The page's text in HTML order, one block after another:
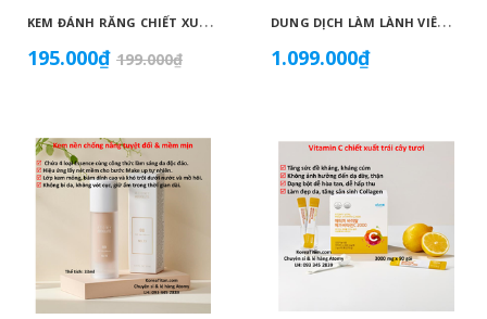
K
EM ĐÁNH RĂNG CHIẾT XUẤT THIÊN NHIÊN KHÔNG CHỨA FLORUA AN TOÀN DÀNH CHO TRẺ EM ( 50G) - ATOMY KID NATURAL TOOTHPASTE (NON FLUORIDE) - 애터미 키즈 내추럴 치약 - НАТУРАЛЬНАЯ ДЕТСКАЯ ЗУБНАЯ ПАСТА ATOMY
195.000₫ 199.000₫
D
UNG DỊCH LÀM LÀNH VIÊM LOÉT NIÊM MẠC DẠ DÀY, GIẢM ĐAU DẠ DÀY, DỨT ĐIỂM Ợ CHUA CHIẾT XUẤT NỤ HOA KIM NGÂN VỚI MẬT ONG (20ML X 30 GÓI) - ATOMY STOMACH HEALTH DAILY CARE - 애터미 위건강 데일리 케어 - ЕЖЕДНЕВНЫЙ УХОД ЗА ЗДОРОВЬЕМ ЖЕЛУДКА ATOMY
1.099.000₫